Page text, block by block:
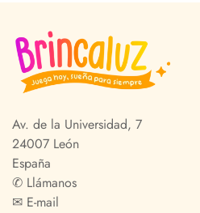
Av. de la Universidad, 7
24007 León
España
✆ Llámanos
✉ E-mail